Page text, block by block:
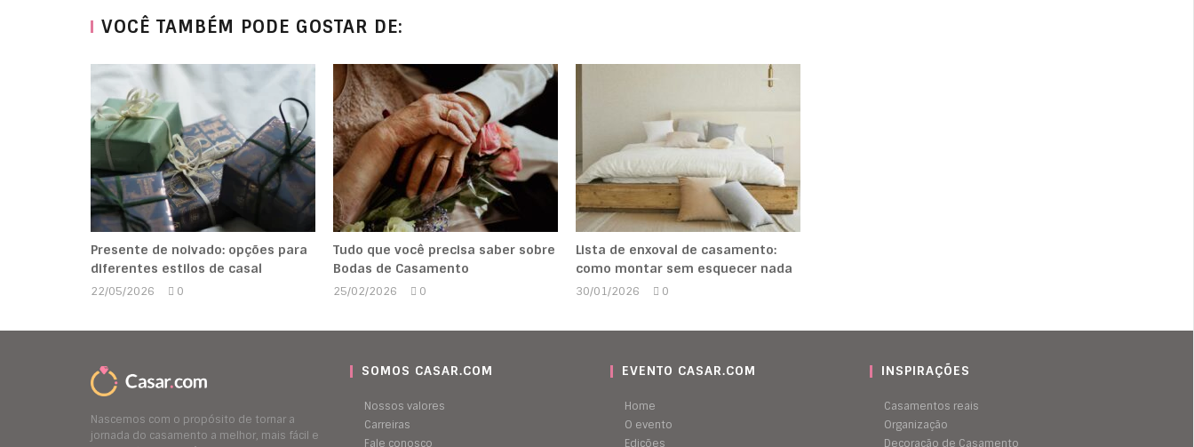
VOCÊ TAMBÉM PODE GOSTAR DE:
Presente de noivado: opções para
diferentes estilos de casal
22/05/2026
0
Tudo que você precisa saber sobre
Bodas de Casamento
25/02/2026
0
Lista de enxoval de casamento:
como montar sem esquecer nada
30/01/2026
0
Nascemos com o propósito de tornar a
jornada do casamento a melhor, mais fácil e
SOMOS CASAR.COM
Nossos valores
Carreiras
Fale conosco
EVENTO CASAR.COM
Home
O evento
Edições
INSPIRAÇÕES
Casamentos reais
Organização
Decoração de Casamento